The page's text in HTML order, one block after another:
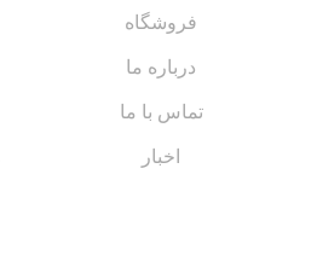
فروشگاه
درباره ما
تماس با ما
اخبار